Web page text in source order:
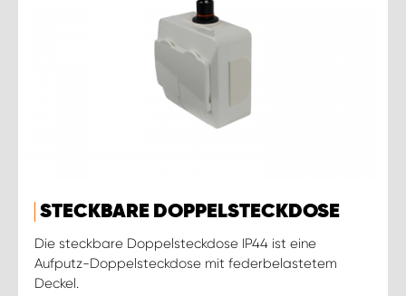
STECKBARE DOPPELSTECKDOSE
Die steckbare Doppelsteckdose IP44 ist eine
Aufputz-Doppelsteckdose mit federbelastetem
Deckel.